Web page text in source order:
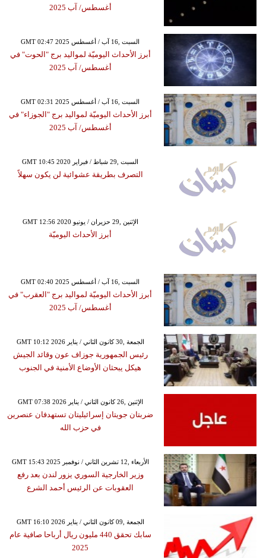
أغسطس/ آب 2025
GMT 02:47 2025 السبت ,16 آب / أغسطس
أبرز الأحداث اليوميّة لمواليد برج "الحوت" في
أغسطس/ آب 2025
GMT 02:31 2025 السبت ,16 آب / أغسطس
أبرز الأحداث اليوميّة لمواليد برج "الجوزاء" في
أغسطس/ آب 2025
GMT 10:45 2020 السبت ,29 شباط / فبراير
التصرف بطريقة عشوائية لن يكون سهلاً
GMT 12:56 2020 الإثنين ,29 حزيران / يونيو
أبرز الأحداث اليوميّة
GMT 02:40 2025 السبت ,16 آب / أغسطس
أبرز الأحداث اليوميّة لمواليد برج "العقرب" في
أغسطس/ آب 2025
GMT 10:12 2026 الجمعة ,30 كانون الثاني / يناير
رئيس الجمهورية جوزاف عون وقائد الجيش
هيكل يبحثان الأوضاع الأمنية في الجنوب
GMT 07:38 2026 الإثنين ,26 كانون الثاني / يناير
ضربتان جويتان إسرائيليتان تستهدفان عنصرين
في حزب الله
GMT 15:43 2025 الأربعاء ,12 تشرين الثاني / نوفمبر
وزير الخارجية السوري يزور لندن بعد رفع
العقوبات عن الرئيس أحمد الشرع
GMT 16:10 2026 الجمعة ,09 كانون الثاني / يناير
سابك تحقق 440 مليون ريال أرباحا صافية عام
2025